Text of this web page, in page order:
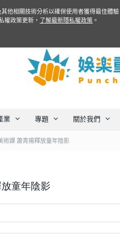
業 專題 關於我們
術課 蕭青陽釋放童年陰影
童年陰影
他相關技術分析以確保使用者獲得最佳體
權政策更新，
了解最新隱私權政策 。